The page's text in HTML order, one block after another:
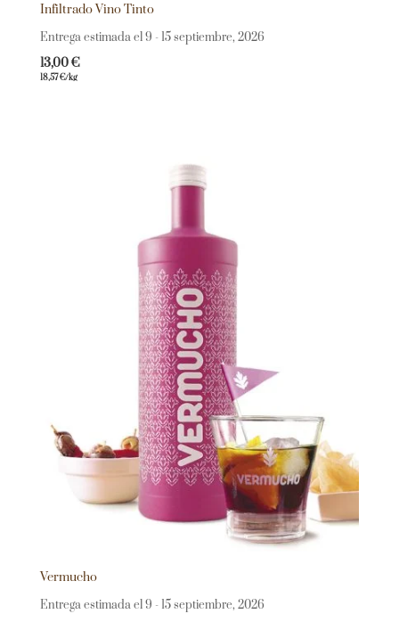
Infiltrado Vino Tinto
Entrega estimada el 9 - 15 septiembre, 2026
13,00€
18,57€/kg
Vermucho
Entrega estimada el 9 - 15 septiembre, 2026